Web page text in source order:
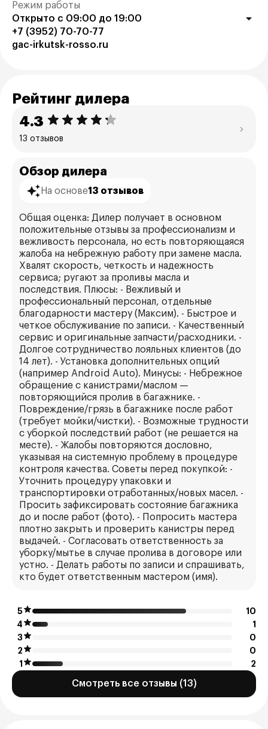
Режим работы
Открыто с 09:00 до 19:00
+7 (3952) 70-70-77
gac-irkutsk-rosso.ru
Рейтинг дилера
4.3
13 отзывов
Обзор дилера
На основе13 отзывов
Общая оценка: Дилер получает в основном
положительные отзывы за профессионализм и
вежливость персонала, но есть повторяющаяся
жалоба на небрежную работу при замене масла.
Хвалят скорость, четкость и надежность
сервиса; ругают за проливы масла и
последствия. Плюсы: - Вежливый и
профессиональный персонал, отдельные
благодарности мастеру (Максим). - Быстрое и
четкое обслуживание по записи. - Качественный
сервис и оригинальные запчасти/расходники. -
Долгое сотрудничество лояльных клиентов (до
14 лет). - Установка дополнительных опций
(например Android Auto). Минусы: - Небрежное
обращение с канистрами/маслом —
повторяющийся пролив в багажнике. -
Повреждение/грязь в багажнике после работ
(требует мойки/чистки). - Возможные трудности
с уборкой последствий работ (не решается на
месте). - Жалобы повторяются дословно,
указывая на системную проблему в процедурe
контроля качества. Советы перед покупкой: -
Уточнить процедуру упаковки и
транспортировки отработанных/новых масел. -
Просить зафиксировать состояние багажника
до и после работ (фото). - Попросить мастера
плотно закрыть и проверить канистры перед
выдачей. - Согласовать ответственность за
уборку/мытье в случае пролива в договоре или
устно. - Делать работы по записи и спрашивать,
кто будет ответственным мастером (имя).
5
10
4
1
3
0
2
0
1
2
Смотреть все отзывы (13)